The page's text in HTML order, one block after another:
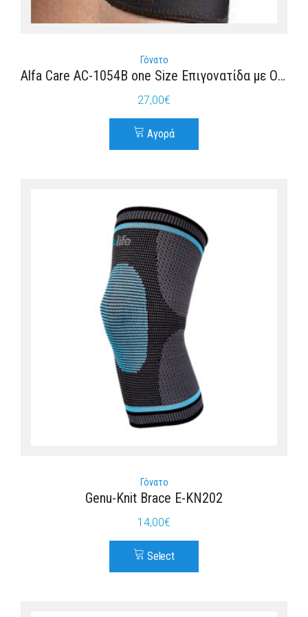
Γόνατο
Alfa Care AC-1054Β one Size Επιγονατίδα με Οπή και Μπανέλες σε Μαύρο χρώμα
27,00€
Αγορά
Γόνατο
Genu-Knit Brace E-KN202
14,00€
Select